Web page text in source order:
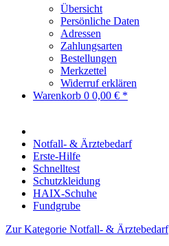
Übersicht
Persönliche Daten
Adressen
Zahlungsarten
Bestellungen
Merkzettel
Widerruf erklären
Warenkorb 0 0,00 € *
Notfall- & Ärztebedarf
Erste-Hilfe
Schnelltest
Schutzkleidung
HAIX-Schuhe
Fundgrube
Zur Kategorie Notfall- & Ärztebedarf